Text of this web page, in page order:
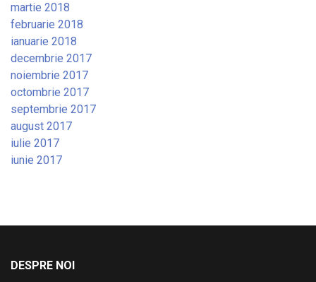
martie 2018
februarie 2018
ianuarie 2018
decembrie 2017
noiembrie 2017
octombrie 2017
septembrie 2017
august 2017
iulie 2017
iunie 2017
DESPRE NOI